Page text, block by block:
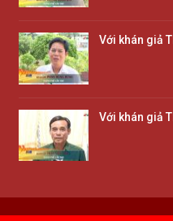
Với khán giả
Với khán giả